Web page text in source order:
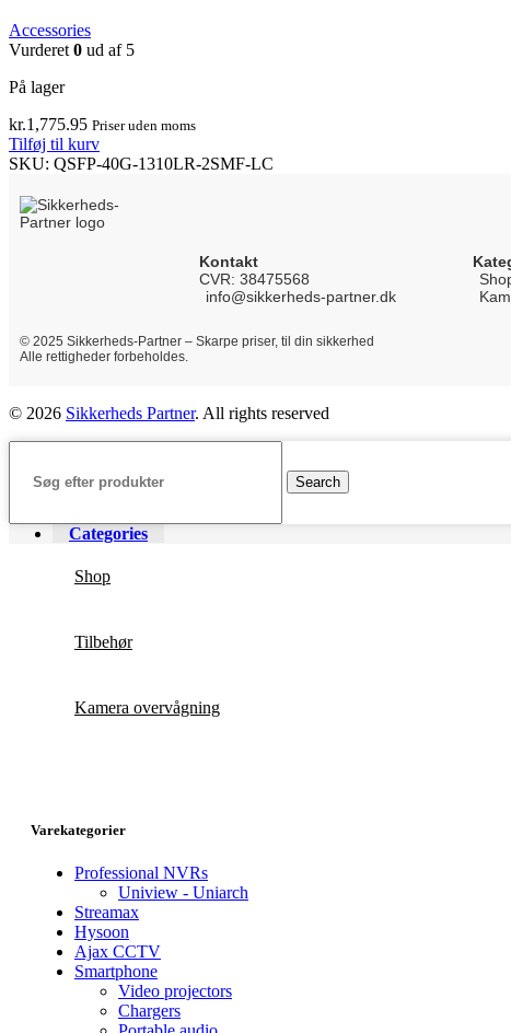
Accessories
Vurderet 0 ud af 5
På lager
kr.1,775.95 Priser uden moms
Tilføj til kurv
SKU: QSFP-40G-1310LR-2SMF-LC
Kontakt
CVR: 38475568
info@sikkerheds-partner.dk
© 2025 Sikkerheds-Partner – Skarpe priser, til din sikkerhed
Alle rettigheder forbeholdes.
© 2026 Sikkerheds Partner. All rights reserved
Search
Categories
Shop
Tilbehør
Kamera overvågning
Varekategorier
Professional NVRs
Uniview - Uniarch
Streamax
Hysoon
Ajax CCTV
Smartphone
Video projectors
Chargers